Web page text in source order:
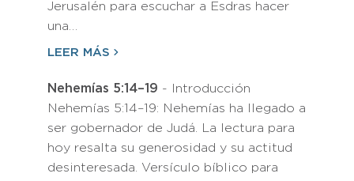
Jerusalén para escuchar a Esdras hacer
una…
LEER MÁS
Nehemías 5:14–19 - Introducción
Nehemías 5:14–19: Nehemías ha llegado a
ser gobernador de Judá. La lectura para
hoy resalta su generosidad y su actitud
desinteresada. Versículo bíblico para